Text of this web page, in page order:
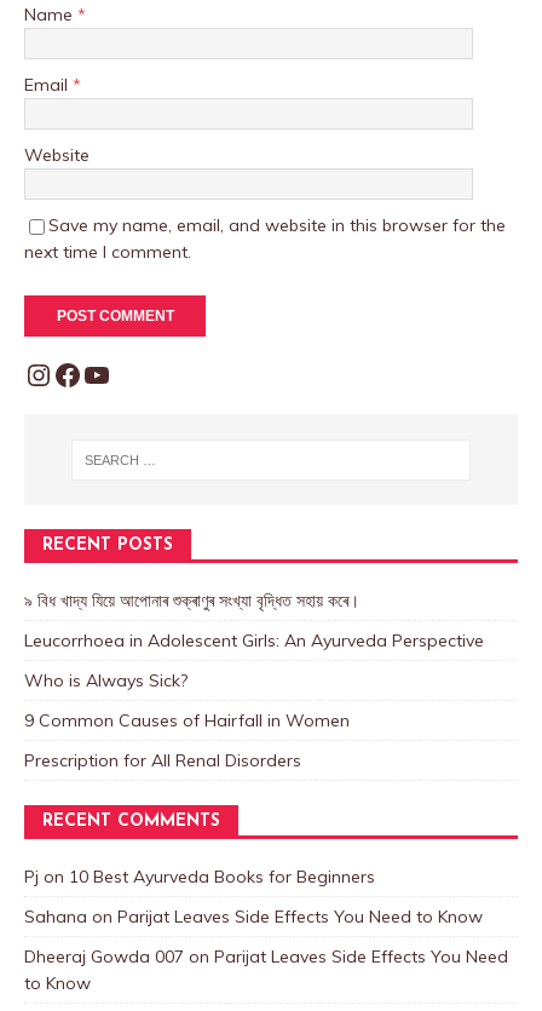
Name *
Email *
Website
Save my name, email, and website in this browser for the
next time I comment.
RECENT POSTS
৯ বিধ খাদ্য যিয়ে আপোনাৰ শুক্ৰাণুৰ সংখ্যা বৃদ্ধিত সহায় কৰে।
Leucorrhoea in Adolescent Girls: An Ayurveda Perspective
Who is Always Sick?
9 Common Causes of Hairfall in Women
Prescription for All Renal Disorders
RECENT COMMENTS
Pj on 10 Best Ayurveda Books for Beginners
Sahana on Parijat Leaves Side Effects You Need to Know
Dheeraj Gowda 007 on Parijat Leaves Side Effects You Need
to Know